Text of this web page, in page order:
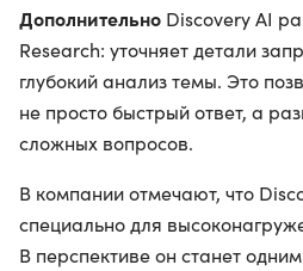
Дополнительно Discovery AI
Research: уточняет детали
глубокий анализ темы. Это
не просто быстрый ответ, а
сложных вопросов.
В компании отмечают, что
специально для
В перспективе он станет